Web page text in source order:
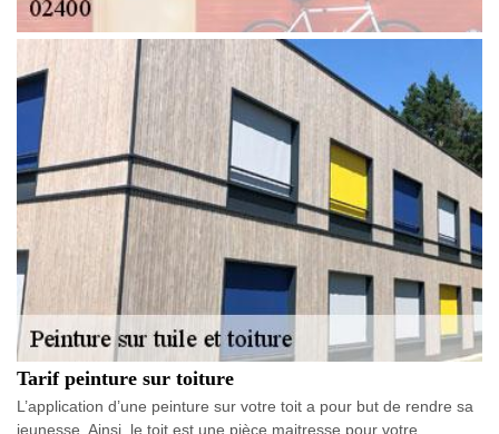
Tarif peinture sur toiture
L’application d’une peinture sur votre toit a pour but de rendre sa
jeunesse. Ainsi, le toit est une pièce maitresse pour votre